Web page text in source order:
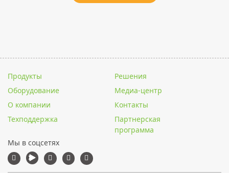
Продукты
Решения
Оборудование
Медиа-центр
О компании
Контакты
Техподдержка
Партнерская
программа
Мы в соцсетях